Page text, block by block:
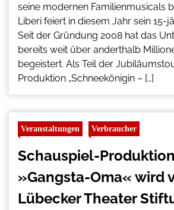
seine modernen Familienmusicals
Liberi feiert in diesem Jahr sein 15-
Seit der Gründung 2008 hat das
bereits weit über anderthalb
begeistert. Als Teil der
Produktion „Schneekönigin – […]
Veranstaltungen Verbraucher
Schauspiel-Produktion
»Gangsta-Oma« wird
Lübecker Theater